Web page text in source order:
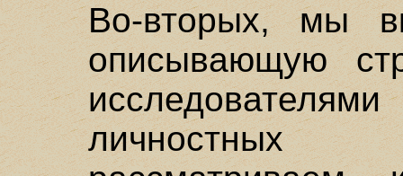
Во-вторых, мы
описывающую